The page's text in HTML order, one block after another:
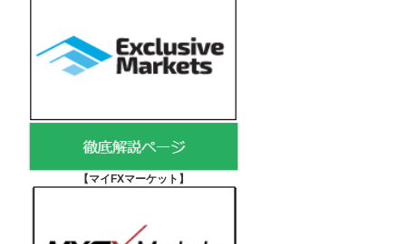
【マイFXマーケット 】